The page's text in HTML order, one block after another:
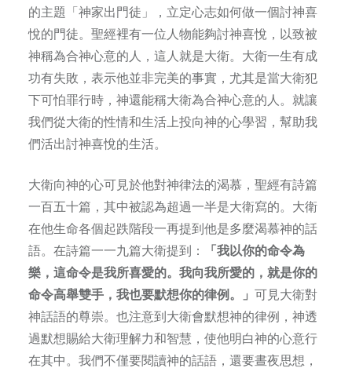
的主題「神家出門徒」，立定心志如何做一個討神喜
悅的門徒。聖經裡有一位人物能夠討神喜悅，以致被
神稱為合神心意的人，這人就是大衛。大衛一生有成
功有失敗，表示他並非完美的事實，尤其是當大衛犯
下可怕罪行時，神還能稱大衛為合神心意的人。就讓
我們從大衛的性情和生活上投向神的心學習，幫助我
們活出討神喜悅的生活。
大衛向神的心可見於他對神律法的渴慕，聖經有詩篇
一百五十篇，其中被認為超過一半是大衛寫的。大衛
在他生命各個起跌階段一再提到他是多麼渴慕神的話
語。在詩篇一一九篇大衛提到：
「我以你的命令為
樂，這命令是我所喜愛的。我向我所愛的，就是你的
命令高舉雙手，我也要默想你的律例。」 可見大衛對
神話語的尊崇。也注意到大衛會默想神的律例，神透
過默想賜給大衛理解力和智慧，使他明白神的心意行
在其中。我們不僅要閱讀神的話語，還要晝夜思想，